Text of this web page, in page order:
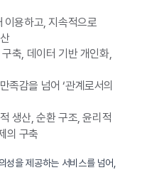
이용하고, 지속적으로
축, 데이터 기반 개인화,
족감을 넘어 ‘관계로서의
생산, 순환 구조, 윤리적
의 구축
성을 제공하는 서비스를 넘어,